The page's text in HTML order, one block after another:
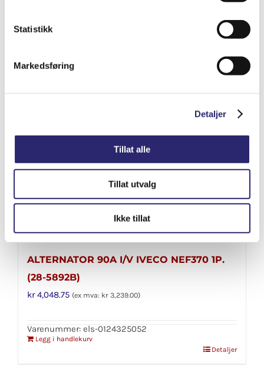
Statistikk
Markedsføring
Detaljer
Tillat alle
Tillat utvalg
Ikke tillat
Detaljer
ALTERNATOR 90A I/V IVECO NEF370 1P.
(28-5892B)
kr4,048.75 (ex mva: kr 3,239.00)
Varenummer: els-0124325052
Legg i handlekurv
Detaljer